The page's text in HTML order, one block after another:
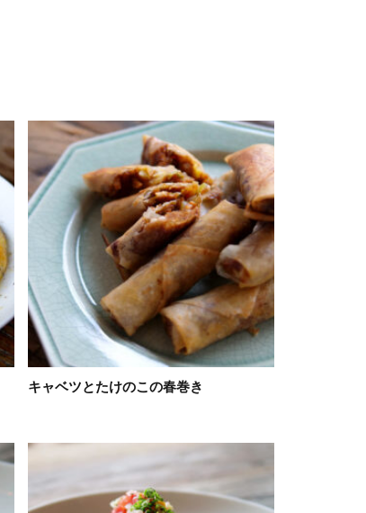
キャベツとたけのこの春巻き